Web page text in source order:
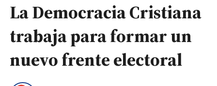
La Democracia Cristiana
trabaja para formar un
nuevo frente electoral